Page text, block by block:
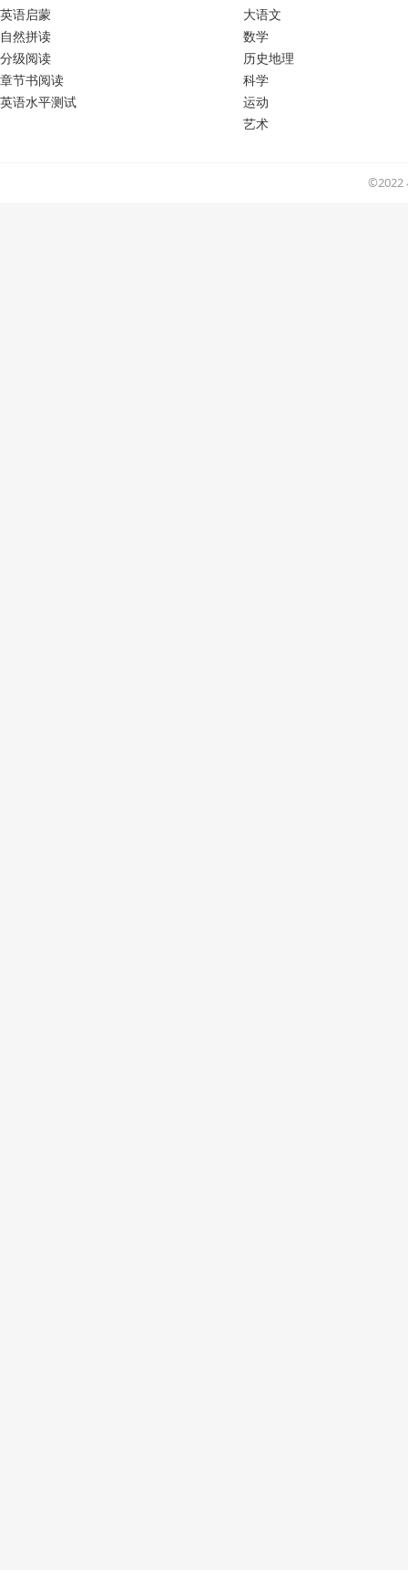
英语启蒙
自然拼读
分级阅读
章节书阅读
英语水平测试
大语文
数学
历史地理
科学
运动
艺术
©2022